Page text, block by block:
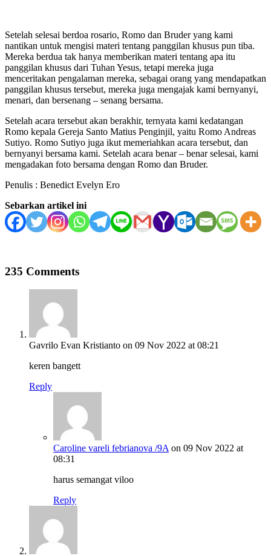
Setelah selesai berdoa rosario, Romo dan Bruder yang kami
nantikan untuk mengisi materi tentang panggilan khusus pun tiba.
Mereka berdua tak hanya memberikan materi tentang apa itu
panggilan khusus dari Tuhan Yesus, tetapi mereka juga
menceritakan pengalaman mereka, sebagai orang yang mendapatkan
panggilan khusus tersebut, mereka juga mengajak kami bernyanyi,
menari, dan bersenang – senang bersama.
Setelah acara tersebut akan berakhir, ternyata kami kedatangan
Romo kepala Gereja Santo Matius Penginjil, yaitu Romo Andreas
Sutiyo. Romo Sutiyo juga ikut memeriahkan acara tersebut, dan
bernyanyi bersama kami. Setelah acara benar – benar selesai, kami
mengadakan foto bersama dengan Romo dan Bruder.
Penulis : Benedict Evelyn Ero
Sebarkan artikel ini
235 Comments
Gavrilo Evan Kristianto on 09 Nov 2022 at 08:21
keren bangett
Reply
Caroline vareli febrianova /9A on 09 Nov 2022 at
08:31
harus semangat viloo
Reply